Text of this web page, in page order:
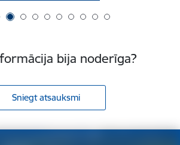
bija noderīga?
Sniegt atsauksmi